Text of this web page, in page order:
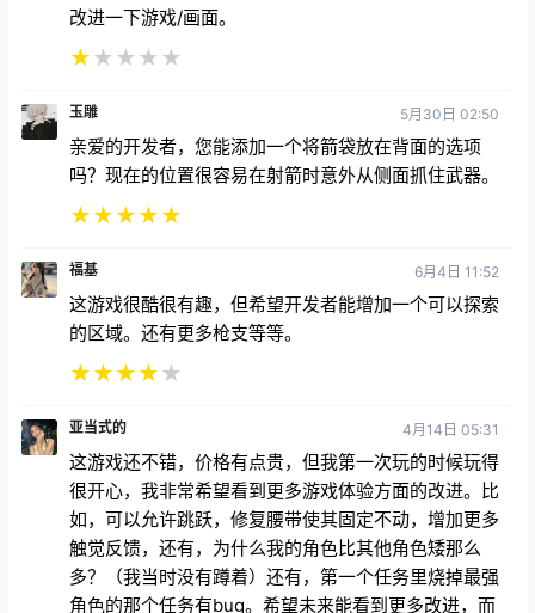
改进一下游戏/画面。
★★ ★ ★ ★
玉雕 5月30日 02:50
亲爱的开发者，您能添加一个将箭袋放在背面的选项
吗？现在的位置很容易在射箭时意外从侧面抓住武器。
★★★★★
福基 6月4日 11:52
这游戏很酷很有趣，但希望开发者能增加一个可以探索
的区域。还有更多枪支等等。
★★★★★
亚当式的 4月14日 05:31
这游戏还不错，价格有点贵，但我第一次玩的时候玩得
很开心，我非常希望看到更多游戏体验方面的改进。比
如，可以允许跳跃，修复腰带使其固定不动，增加更多
触觉反馈，还有，为什么我的角色比其他角色矮那么
多？（我当时没有蹲着）还有，第一个任务里烧掉最强
角色的那个任务有bug。希望未来能看到更多改进，而